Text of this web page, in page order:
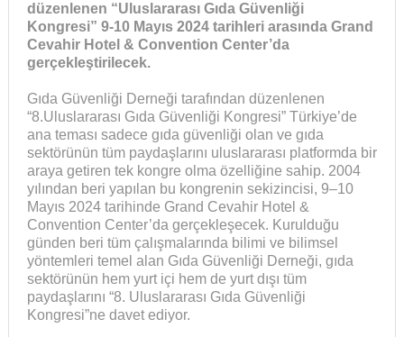
düzenlenen “Uluslararası Gıda Güvenliği
Kongresi” 9-10 Mayıs 2024 tarihleri arasında Grand
Cevahir Hotel & Convention Center’da
gerçekleştirilecek.
Gıda Güvenliği Derneği tarafından düzenlenen
“8.Uluslararası Gıda Güvenliği Kongresi” Türkiye’de
ana teması sadece gıda güvenliği olan ve gıda
sektörünün tüm paydaşlarını uluslararası platformda bir
araya getiren tek kongre olma özelliğine sahip. 2004
yılından beri yapılan bu kongrenin sekizincisi, 9–10
Mayıs 2024 tarihinde Grand Cevahir Hotel &
Convention Center’da gerçekleşecek. Kurulduğu
günden beri tüm çalışmalarında bilimi ve bilimsel
yöntemleri temel alan Gıda Güvenliği Derneği, gıda
sektörünün hem yurt içi hem de yurt dışı tüm
paydaşlarını “8. Uluslararası Gıda Güvenliği
Kongresi”ne davet ediyor.